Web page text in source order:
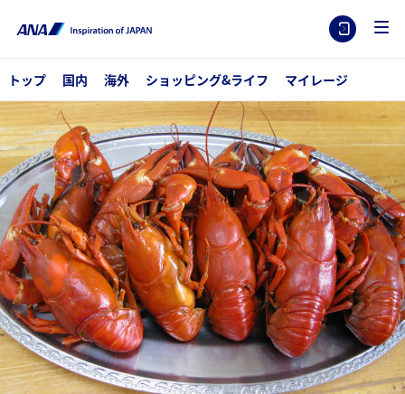
トップ 国内 海外 ショッピング&ライフ マイレージ